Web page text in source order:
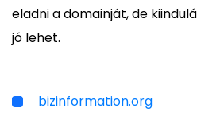
eladni a domainját, de
jó lehet.
bizinformation.org